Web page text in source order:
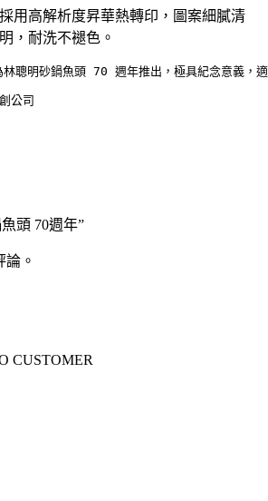
採用高解析度昇華熱轉印，圖案細膩清
，耐洗不褪色。
林聰明砂鍋魚頭 70 週年推出，極具紀念意義，
公司
頭 70週年”
論。
CUSTOMER